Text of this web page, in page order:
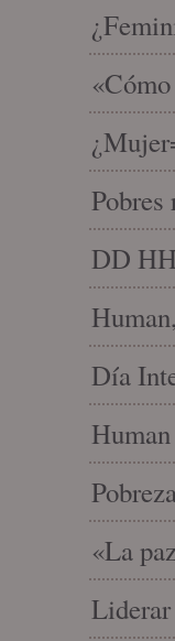
DD
Día
«La
Liderar